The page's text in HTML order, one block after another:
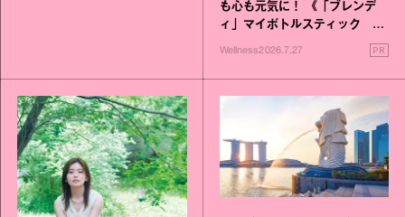
も心も元気に！ 《「ブレンデ
ィ」マイボトルスティック い
いこと毎日》シリーズが誕生
Wellness2026.7.27 PR